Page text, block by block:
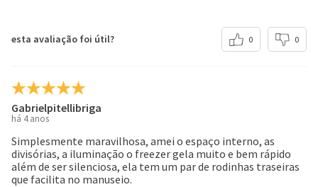
esta avaliação foi útil? 0 0
Gabrielpitellibriga
há 4 anos
Simplesmente maravilhosa, amei o espaço interno, as
divisórias, a iluminação o freezer gela muito e bem rápido
além de ser silenciosa, ela tem um par de rodinhas traseiras
que facilita no manuseio.